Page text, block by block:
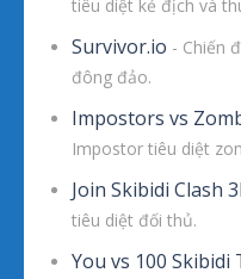
tiêu diệt kẻ địch và
Survivor.io - Chiến
đông đảo.
Impostors vs
Impostor tiêu diệt
Join Skibidi Clash
tiêu diệt đối thủ.
You vs 100 Skibidi